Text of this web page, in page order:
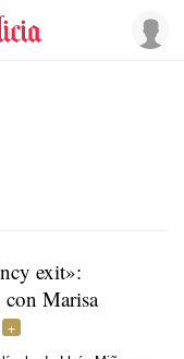
exit»:
Marisa